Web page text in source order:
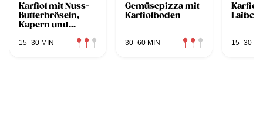
Karfiol mit Nuss-
Butterbröseln,
Kapern und
15–30 MIN
Gemüsepizza mit
Karfiolboden
30–60 MIN 15–30